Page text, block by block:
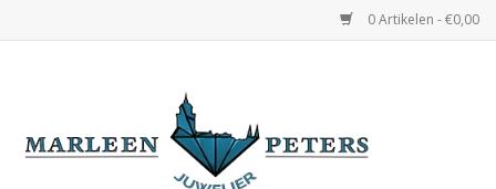
0 Artikelen - €0,00